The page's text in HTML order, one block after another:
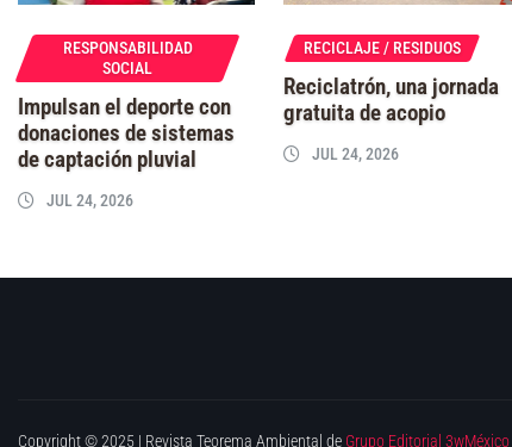
RESPONSABILIDAD
SOCIAL
Impulsan el deporte con
donaciones de sistemas
de captación pluvial
JUL 24, 2026
RECICLAJE / RESIDUOS
Reciclatrón, una jornada
gratuita de acopio
JUL 24, 2026
Copyright © 2025 | Revista Teorema Ambiental de Grupo Editorial 3wMéxico